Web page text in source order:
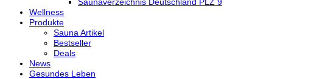
Wellness
Produkte
Sauna Artikel
Bestseller
Deals
News
Gesundes Leben